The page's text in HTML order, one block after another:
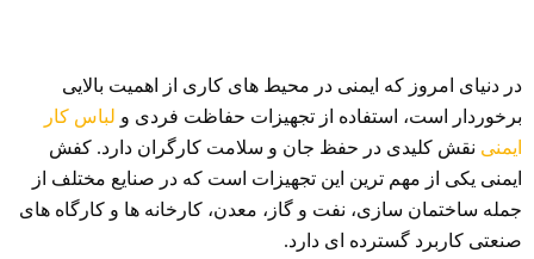
در دنیای امروز که ایمنی در محیط های کاری از اهمیت بالایی
برخوردار است، استفاده از تجهیزات حفاظت فردی و لباس کار
ایمنی نقش کلیدی در حفظ جان و سلامت کارگران دارد. کفش
ایمنی یکی از مهم ترین این تجهیزات است که در صنایع مختلف از
جمله ساختمان سازی، نفت و گاز، معدن، کارخانه ها و کارگاه های
صنعتی کاربرد گسترده ای دارد.